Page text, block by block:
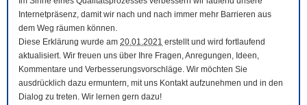
Internetpräsenz, damit wir nach und nach immer mehr Barrieren aus
dem Weg räumen können.
Diese Erklärung wurde am 20.01.2021 erstellt und wird fortlaufend
aktualisiert. Wir freuen uns über Ihre Fragen, Anregungen, Ideen,
Kommentare und Verbesserungsvorschläge. Wir möchten Sie
ausdrücklich dazu ermuntern, mit uns Kontakt aufzunehmen und in den
Dialog zu treten. Wir lernen gern dazu!